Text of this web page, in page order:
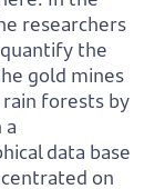
researchers
the
gold mines
rain forests by
a
data base
on